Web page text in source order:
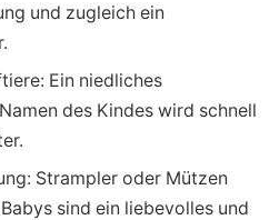
und zugleich ein
Ein niedliches
des Kindes wird schnell
Strampler oder Mützen
sind ein liebevolles und